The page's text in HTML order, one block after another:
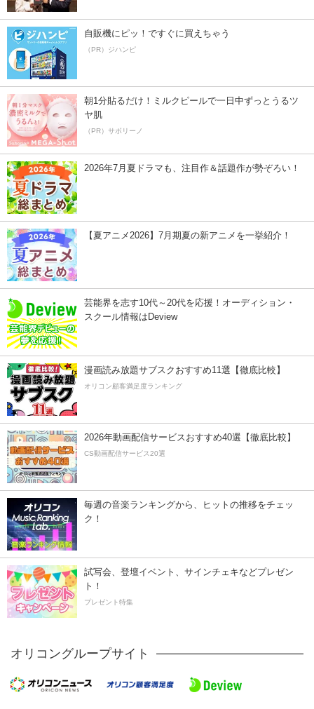
自販機にピッ！ですぐに買えちゃう
（PR）ジハンピ
朝1分貼るだけ！ミルクピールで一日中ずっとうるツ
ヤ肌
（PR）サボリーノ
2026年7月夏ドラマも、注目作＆話題作が勢ぞろい！
【夏アニメ2026】7月期夏の新アニメを一挙紹介！
芸能界を志す10代～20代を応援！オーディション・
スクール情報はDeview
漫画読み放題サブスクおすすめ11選【徹底比較】
オリコン顧客満足度ランキング
2026年動画配信サービスおすすめ40選【徹底比較】
CS動画配信サービス20選
毎週の音楽ランキングから、ヒットの推移をチェッ
ク！
試写会、登壇イベント、サインチェキなどプレゼン
ト！
プレゼント特集
オリコングループサイト